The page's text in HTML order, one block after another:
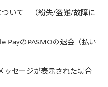
ついて （紛失/盗難/故障に
PayのPASMOの退会（払い
ッセージが表示された場合